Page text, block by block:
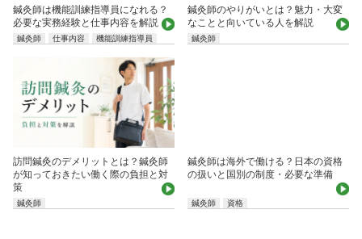
鍼灸師は機能訓練指導員になれる？
必要な実務経験と仕事内容を解説
鍼灸師 仕事内容 機能訓練指導員
鍼灸師のやりがいとは？魅力・大変
なことと向いている人を解説
鍼灸師
訪問鍼灸のデメリットとは？鍼灸師
が知っておきたい働く際の負担と対
策
鍼灸師
鍼灸師は海外で働ける？日本の資格
の扱いと国別の制度・必要な準備
鍼灸師 資格